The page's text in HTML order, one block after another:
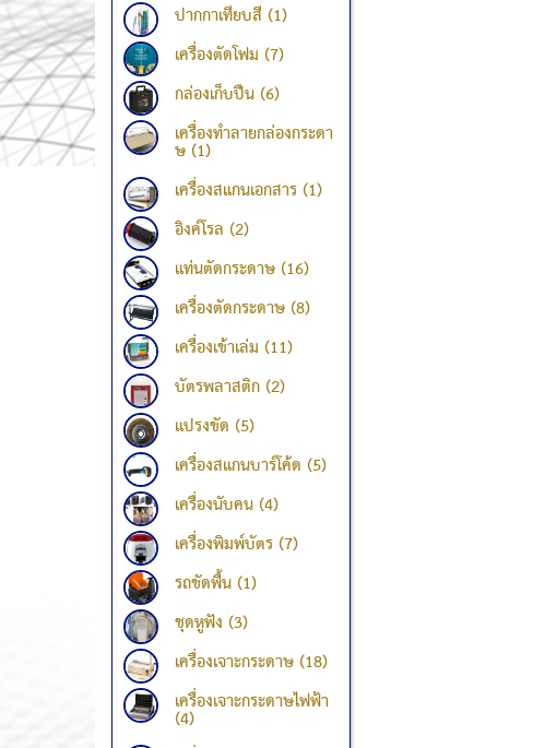
ปากกาเทียบสี (1)
เครื่องตัดโฟม (7)
กล่องเก็บปืน (6)
เครื่องทำลายกล่องกระดา
ษ (1)
เครื่องสแกนเอกสาร (1)
อิงค์โรล (2)
แท่นตัดกระดาษ (16)
เครื่องตัดกระดาษ (8)
เครื่องเข้าเล่ม (11)
บัตรพลาสติก (2)
แปรงขัด (5)
เครื่องสแกนบาร์โค้ด (5)
เครื่องนับคน (4)
เครื่องพิมพ์บัตร (7)
รถขัดพื้น (1)
ชุดหูฟัง (3)
เครื่องเจาะกระดาษ (18)
เครื่องเจาะกระดาษไฟฟ้า
(4)